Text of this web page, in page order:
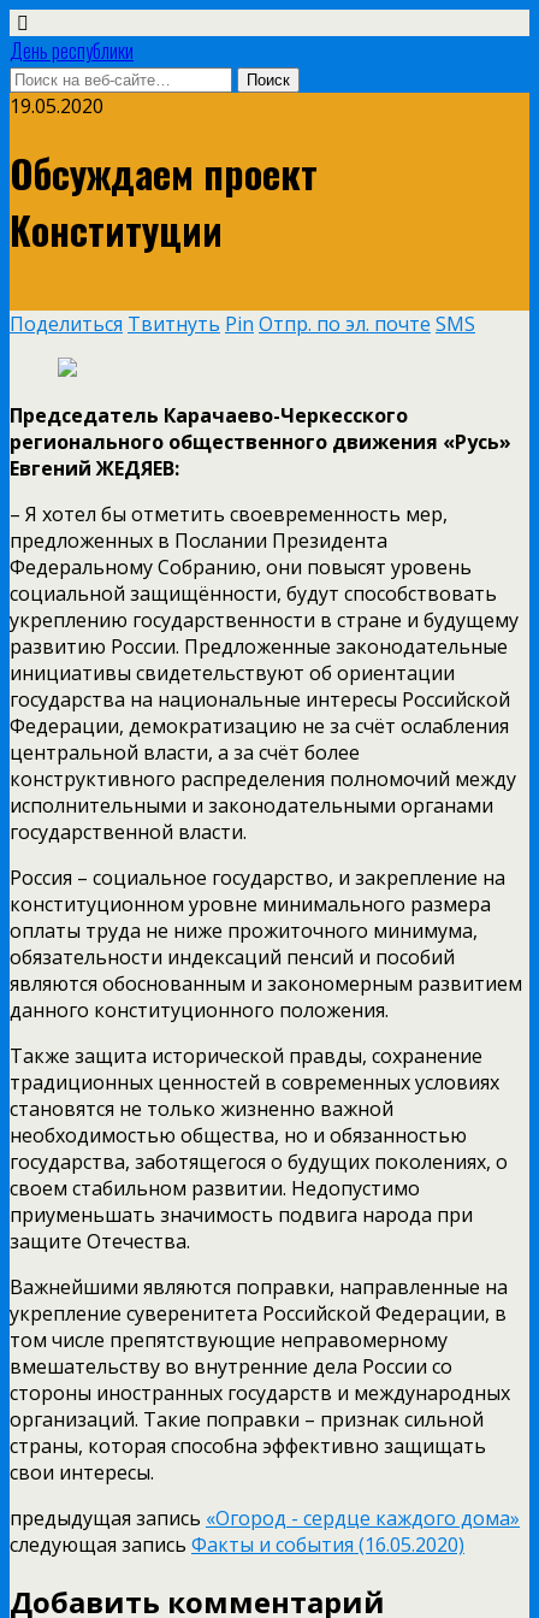
День республики
19.05.2020
Обсуждаем проект
Конституции
Поделиться Твитнуть Pin Отпр. по эл. почте SMS
Председатель Карачаево-Черкесского
регионального общественного движения «Русь»
Евгений ЖЕДЯЕВ:
– Я хотел бы отметить своевременность мер,
предложенных в Послании Президента
Федеральному Собранию, они повысят уровень
социальной защищённости, будут способствовать
укреплению государственности в стране и будущему
развитию России. Предложенные законодательные
инициативы свидетельствуют об ориентации
государства на национальные интересы Российской
Федерации, демократизацию не за счёт ослабления
центральной власти, а за счёт более
конструктивного распределения полномочий между
исполнительными и законодательными органами
государственной власти.
Россия – социальное государство, и закрепление на
конституционном уровне минимального размера
оплаты труда не ниже прожиточного минимума,
обязательности индексаций пенсий и пособий
являются обоснованным и закономерным развитием
данного конституционного положения.
Также защита исторической правды, сохранение
традиционных ценностей в современных условиях
становятся не только жизненно важной
необходимостью общества, но и обязанностью
государства, заботящегося о будущих поколениях, о
своем стабильном развитии. Недопустимо
приуменьшать значимость подвига народа при
защите Отечества.
Важнейшими являются поправки, направленные на
укрепление суверенитета Российской Федерации, в
том числе препятствующие неправомерному
вмешательству во внутренние дела России со
стороны иностранных государств и международных
организаций. Такие поправки – признак сильной
страны, которая способна эффективно защищать
свои интересы.
предыдущая запись «Огород - сердце каждого дома»
следующая запись Факты и события (16.05.2020)
Добавить комментарий